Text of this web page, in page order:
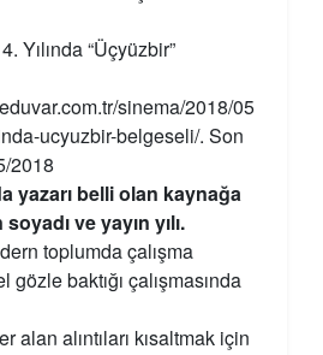
Yılında “Üçyüzbir”
sinema/2018/05
ucyuzbir-belgeseli/. Son
2018
yazarı belli olan kaynağa
ve yayın yılı.
toplumda çalışma
gözle baktığı çalışmasında
alan alıntıları kısaltmak için